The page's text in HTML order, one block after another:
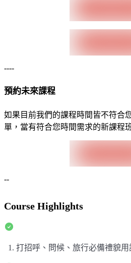
----
預約未來課程
如果目前我們的課程時間皆不符合
單，當有符合您時間需求的新課程
--
Course Highlights
1. 打招呼、問候、旅行必備禮貌